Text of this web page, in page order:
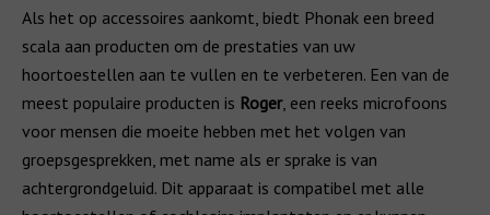
Als het op accessoires aankomt, biedt Phonak een breed
scala aan producten om de prestaties van uw
hoortoestellen aan te vullen en te verbeteren. Een van de
meest populaire producten is Roger, een reeks microfoons
voor mensen die moeite hebben met het volgen van
groepsgesprekken, met name als er sprake is van
achtergrondgeluid. Dit apparaat is compatibel met alle